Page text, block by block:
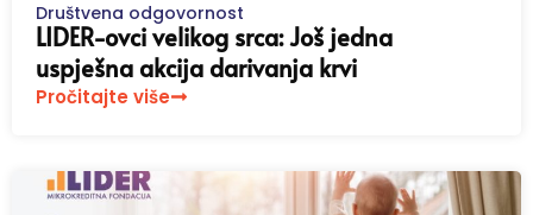
Društvena odgovornost
LIDER-ovci velikog srca: Još jedna
uspješna akcija darivanja krvi
Pročitajte više